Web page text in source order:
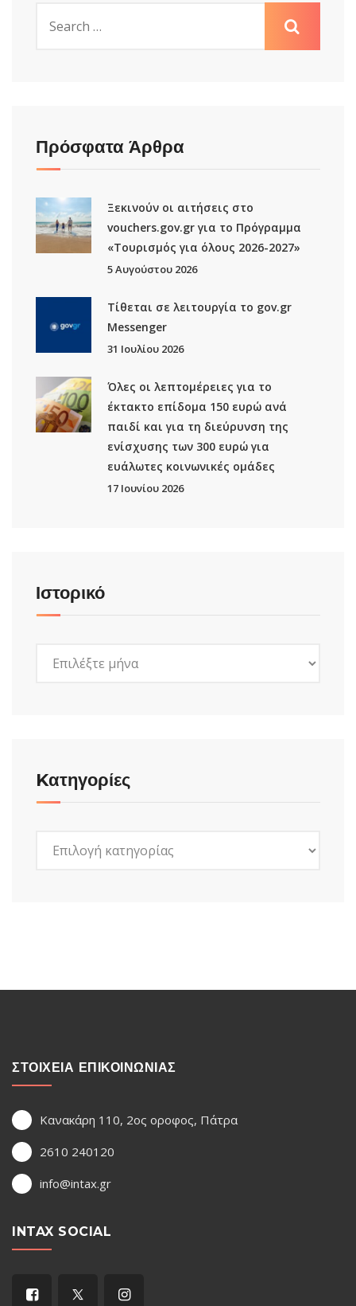
Πρόσφατα Άρθρα
Ξεκινούν οι αιτήσεις στο
vouchers.gov.gr για το Πρόγραμμα
«Τουρισμός για όλους 2026-2027»
5 Αυγούστου 2026
Τίθεται σε λειτουργία το gov.gr
Μessenger
31 Ιουλίου 2026
Όλες οι λεπτομέρειες για το
έκτακτο επίδομα 150 ευρώ ανά
παιδί και για τη διεύρυνση της
ενίσχυσης των 300 ευρώ για
ευάλωτες κοινωνικές ομάδες
17 Ιουνίου 2026
Ιστορικό
Kατηγορίες
ΣΤΟΙΧΕΙΑ ΕΠΙΚΟΙΝΩΝΙΑΣ
Κανακάρη 110, 2ος οροφος, Πάτρα
2610 240120
info@intax.gr
INTAX SOCIAL